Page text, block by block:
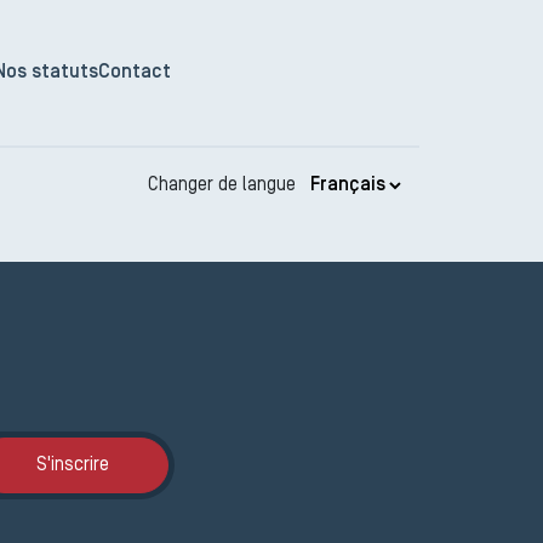
statutsContact
Changer de langue
S'inscrire